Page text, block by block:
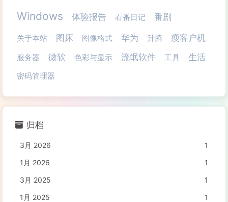
Windows 体验报告 看番日记 番剧
关于本站 图床 图像格式 华为 升腾 瘦客户机
服务器 微软 色彩与显示 流氓软件 工具 生活
密码管理器
归档
3月 2026
1
1月 2026
1
3月 2025
1
1月 2025
1